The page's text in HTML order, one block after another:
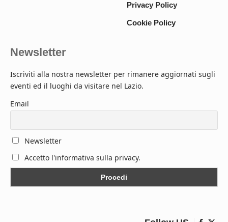
Privacy Policy
Cookie Policy
Newsletter
Iscriviti alla nostra newsletter per rimanere aggiornati sugli
eventi ed il luoghi da visitare nel Lazio.
Email
Newsletter
Accetto l'informativa sulla privacy.